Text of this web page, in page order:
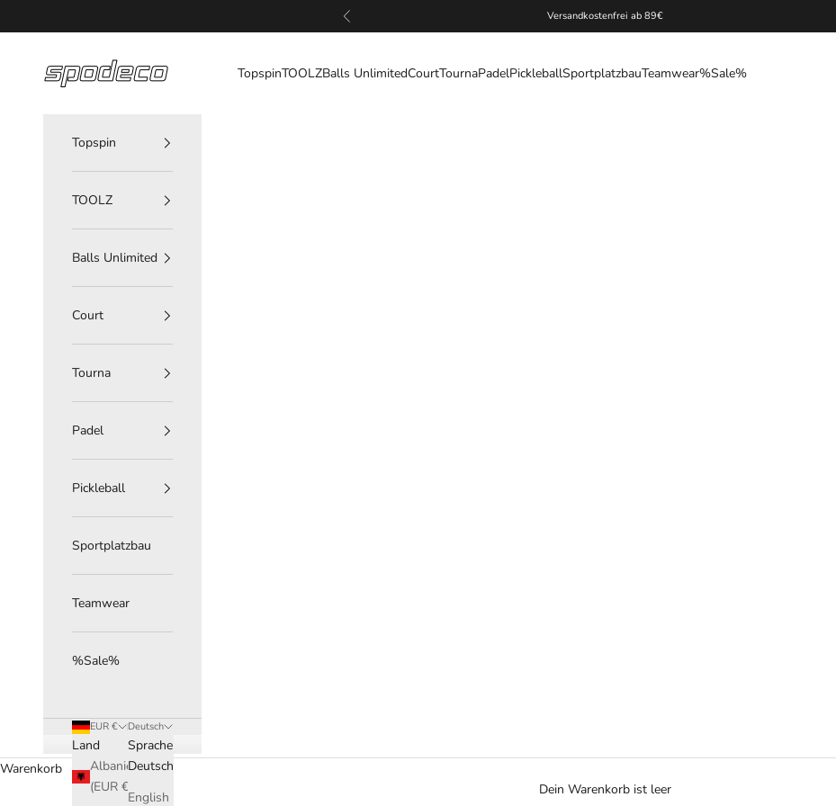
Zurück Versandkostenfrei ab 89€
spodeco TopspinTOOLZBalls UnlimitedCourtTournaPadelPickleballSportplatzbauTeamwear%Sale%
Topspin
TOOLZ
Balls Unlimited
Court
Tourna
Padel
Pickleball
Sportplatzbau
Teamwear
%Sale%
EUR €
Land
Albanien
(EUR €)
Deutsch
Sprache
Deutsch
English
Warenkorb
Dein Warenkorb ist leer